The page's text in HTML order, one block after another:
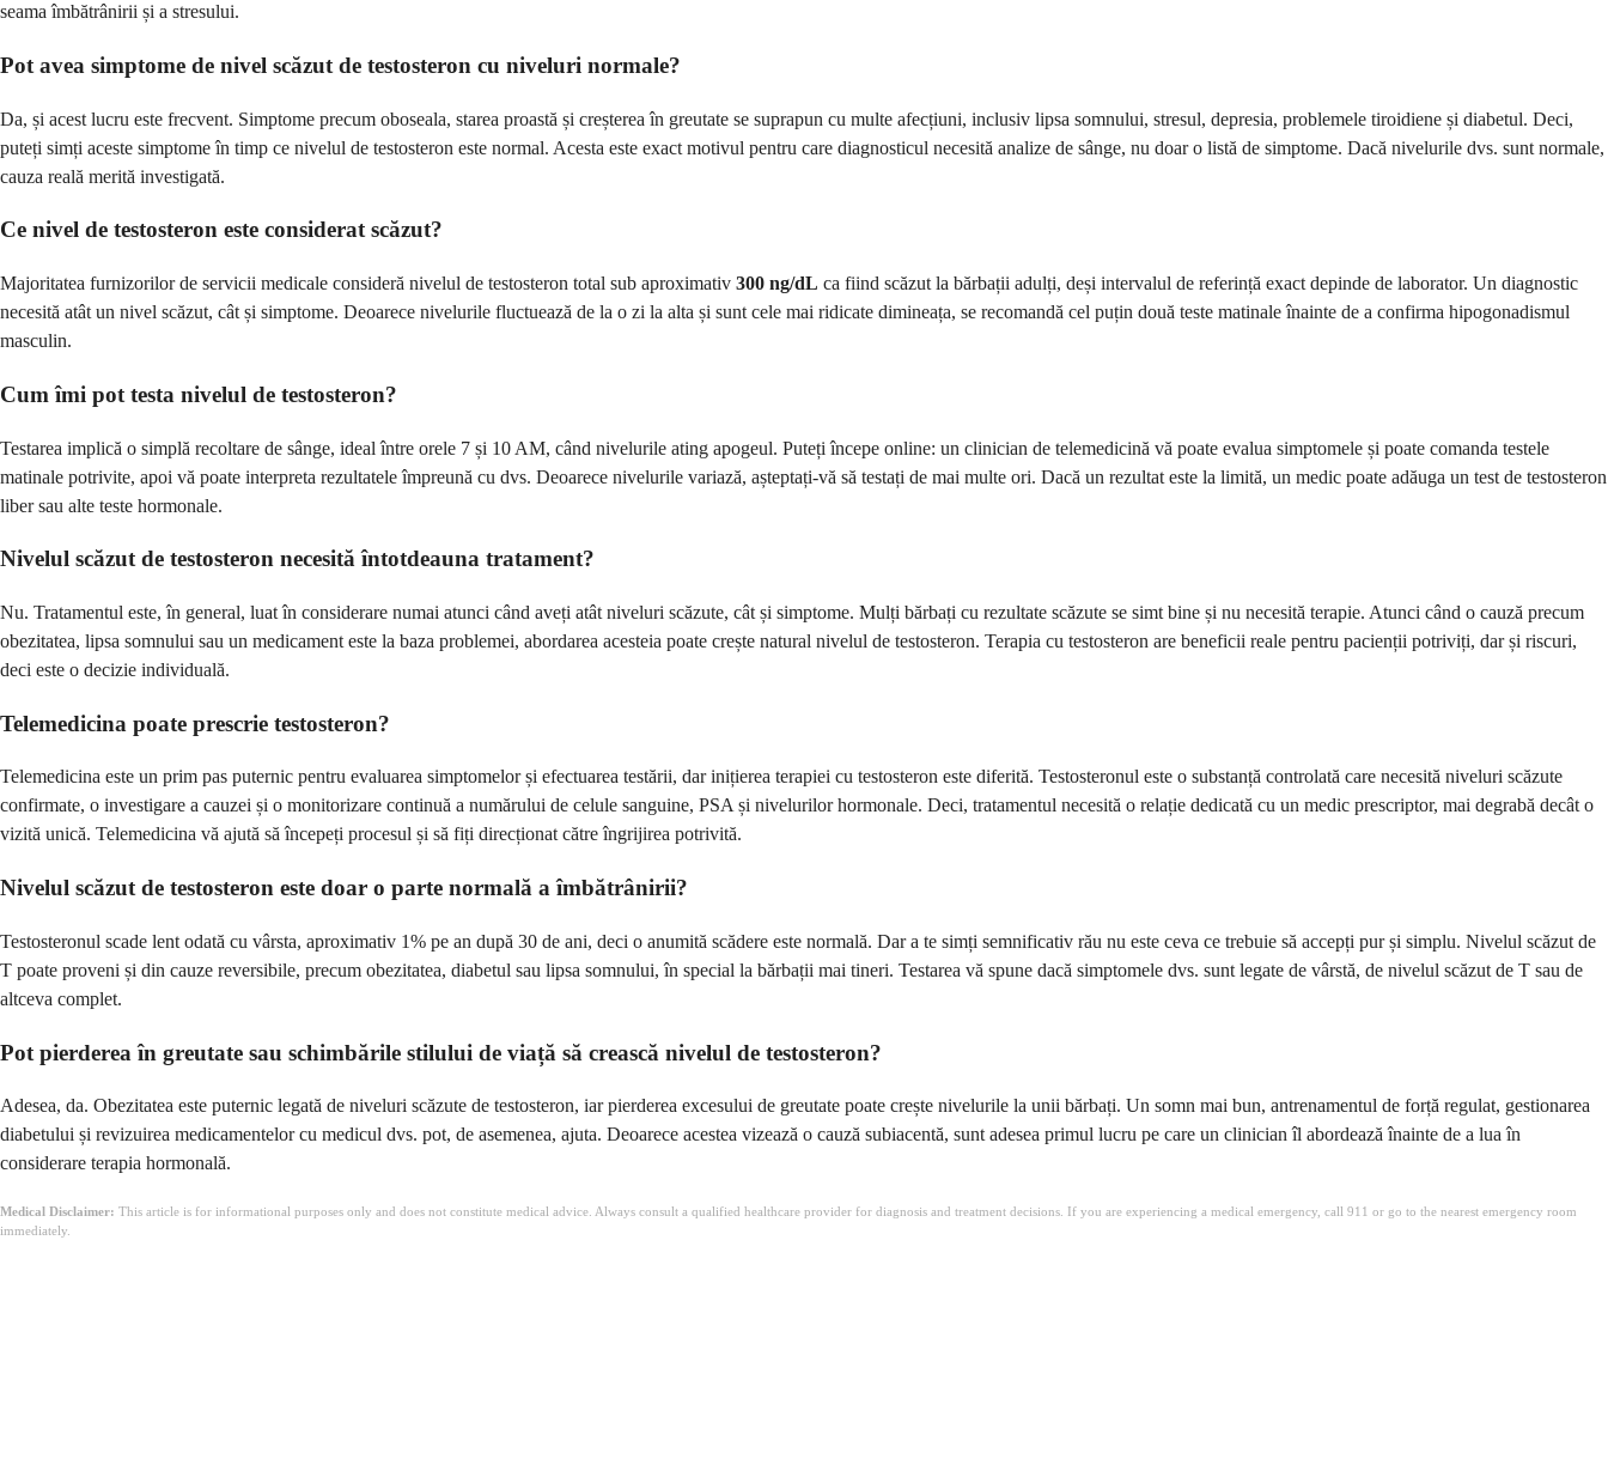
seama îmbătrânirii și a stresului.
Pot avea simptome de nivel scăzut de testosteron cu niveluri normale?
Da, și acest lucru este frecvent. Simptome precum oboseala, starea proastă și creșterea în greutate se suprapun cu multe afecțiuni, inclusiv lipsa somnului, stresul, depresia, problemele tiroidiene și diabetul. Deci,
puteți simți aceste simptome în timp ce nivelul de testosteron este normal. Acesta este exact motivul pentru care diagnosticul necesită analize de sânge, nu doar o listă de simptome. Dacă nivelurile dvs. sunt normale,
cauza reală merită investigată.
Ce nivel de testosteron este considerat scăzut?
Majoritatea furnizorilor de servicii medicale consideră nivelul de testosteron total sub aproximativ 300 ng/dL ca fiind scăzut la bărbații adulți, deși intervalul de referință exact depinde de laborator. Un diagnostic
necesită atât un nivel scăzut, cât și simptome. Deoarece nivelurile fluctuează de la o zi la alta și sunt cele mai ridicate dimineața, se recomandă cel puțin două teste matinale înainte de a confirma hipogonadismul
masculin.
Cum îmi pot testa nivelul de testosteron?
Testarea implică o simplă recoltare de sânge, ideal între orele 7 și 10 AM, când nivelurile ating apogeul. Puteți începe online: un clinician de telemedicină vă poate evalua simptomele și poate comanda testele
matinale potrivite, apoi vă poate interpreta rezultatele împreună cu dvs. Deoarece nivelurile variază, așteptați-vă să testați de mai multe ori. Dacă un rezultat este la limită, un medic poate adăuga un test de testosteron
liber sau alte teste hormonale.
Nivelul scăzut de testosteron necesită întotdeauna tratament?
Nu. Tratamentul este, în general, luat în considerare numai atunci când aveți atât niveluri scăzute, cât și simptome. Mulți bărbați cu rezultate scăzute se simt bine și nu necesită terapie. Atunci când o cauză precum
obezitatea, lipsa somnului sau un medicament este la baza problemei, abordarea acesteia poate crește natural nivelul de testosteron. Terapia cu testosteron are beneficii reale pentru pacienții potriviți, dar și riscuri,
deci este o decizie individuală.
Telemedicina poate prescrie testosteron?
Telemedicina este un prim pas puternic pentru evaluarea simptomelor și efectuarea testării, dar inițierea terapiei cu testosteron este diferită. Testosteronul este o substanță controlată care necesită niveluri scăzute
confirmate, o investigare a cauzei și o monitorizare continuă a numărului de celule sanguine, PSA și nivelurilor hormonale. Deci, tratamentul necesită o relație dedicată cu un medic prescriptor, mai degrabă decât o
vizită unică. Telemedicina vă ajută să începeți procesul și să fiți direcționat către îngrijirea potrivită.
Nivelul scăzut de testosteron este doar o parte normală a îmbătrânirii?
Testosteronul scade lent odată cu vârsta, aproximativ 1% pe an după 30 de ani, deci o anumită scădere este normală. Dar a te simți semnificativ rău nu este ceva ce trebuie să accepți pur și simplu. Nivelul scăzut de
T poate proveni și din cauze reversibile, precum obezitatea, diabetul sau lipsa somnului, în special la bărbații mai tineri. Testarea vă spune dacă simptomele dvs. sunt legate de vârstă, de nivelul scăzut de T sau de
altceva complet.
Pot pierderea în greutate sau schimbările stilului de viață să crească nivelul de testosteron?
Adesea, da. Obezitatea este puternic legată de niveluri scăzute de testosteron, iar pierderea excesului de greutate poate crește nivelurile la unii bărbați. Un somn mai bun, antrenamentul de forță regulat, gestionarea
diabetului și revizuirea medicamentelor cu medicul dvs. pot, de asemenea, ajuta. Deoarece acestea vizează o cauză subiacentă, sunt adesea primul lucru pe care un clinician îl abordează înainte de a lua în
considerare terapia hormonală.
Medical Disclaimer: This article is for informational purposes only and does not constitute medical advice. Always consult a qualified healthcare provider for diagnosis and treatment decisions. If you are experiencing a medical emergency, call 911 or go to the nearest emergency room
immediately.